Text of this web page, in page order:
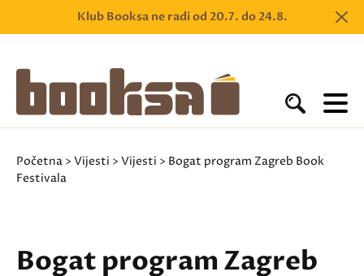
Klub Booksa ne radi od 20.7. do 24.8.
Početna > Vijesti > Vijesti > Bogat program Zagreb Book
Festivala
Bogat program Zagreb